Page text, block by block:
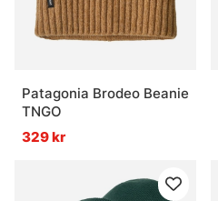
Patagonia Brodeo Beanie
TNGO
329 kr